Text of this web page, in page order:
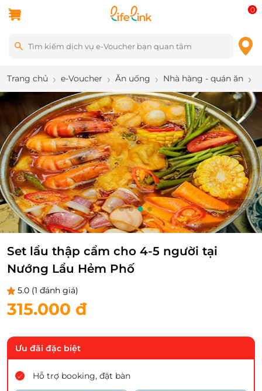
0
Trang chủ e-Voucher Ăn uống Nhà hàng - quán ăn
4/5
Set lẩu thập cẩm cho 4-5 người tại
Nướng Lẩu Hẻm Phố
5.0 (1 đánh giá)
315.000 đ
Ưu đãi đặc biệt
Hỗ trợ booking, đặt bàn